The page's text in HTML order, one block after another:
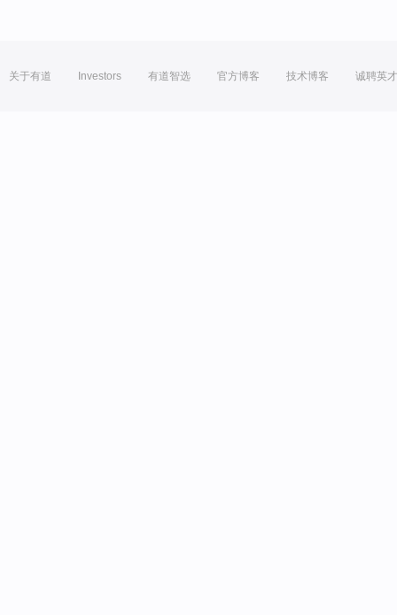
关于有道 Investors 有道智选 官方博客 技术博客 诚聘英才